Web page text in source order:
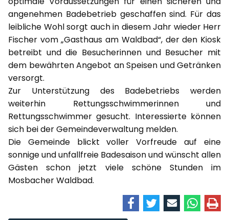
angenehmen Badebetrieb geschaffen sind. Für das
leibliche Wohl sorgt auch in diesem Jahr wieder Herr
Fischer vom „Gasthaus am Waldbad“, der den Kiosk
betreibt und die Besucherinnen und Besucher mit
dem bewährten Angebot an Speisen und Getränken
versorgt.
Zur Unterstützung des Badebetriebs werden
weiterhin Rettungsschwimmerinnen und
Rettungsschwimmer gesucht. Interessierte können
sich bei der Gemeindeverwaltung melden.
Die Gemeinde blickt voller Vorfreude auf eine
sonnige und unfallfreie Badesaison und wünscht allen
Gästen schon jetzt viele schöne Stunden im
Mosbacher Waldbad.